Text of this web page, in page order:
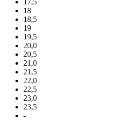
18
18,5
19
19,5
20,0
20,5
21,0
21,5
22,0
22,5
23,0
23,5
-